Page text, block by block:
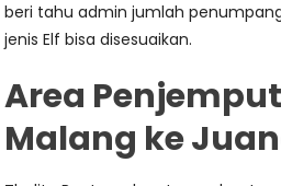
beri tahu admin jumlah
jenis Elf bisa disesuaikan.
Area
Malang ke